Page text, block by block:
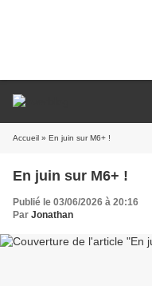
Accueil » En juin sur M6+ !
En juin sur M6+ !
Publié le 03/06/2026 à 20:16
Par Jonathan